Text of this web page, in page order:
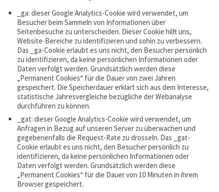
_ga: dieser Google Analytics-Cookie wird verwendet, um
Besucher beim Sammeln von Informationen über
Seitenbesuche zu unterscheiden. Dieser Cookie hilft uns,
Website-Bereiche zu identifizieren und sohin zu verbessern.
Das _ga-Cookie erlaubt es uns nicht, den Besucher persönlich
zu identifizieren, da keine persönlichen Informationen oder
Daten verfolgt werden. Grundsätzlich werden diese
„Permanent Cookies“ für die Dauer von zwei Jahren
gespeichert. Die Speicherdauer erklärt sich aus dem Interesse,
statistische Jahresvergleiche bezügliche der Webanalyse
durchführen zu können.
_gat: dieser Google Analytics-Cookie wird verwendet, um
Anfragen in Bezug auf unseren Server zu überwachen und
gegebenenfalls die Request-Rate zu drosseln. Das _gat-
Cookie erlaubt es uns nicht, den Besucher persönlich zu
identifizieren, da keine persönlichen Informationen oder
Daten verfolgt werden. Grundsätzlich werden diese
„Permanent Cookies“ für die Dauer von 10 Minuten in ihrem
Browser gespeichert.